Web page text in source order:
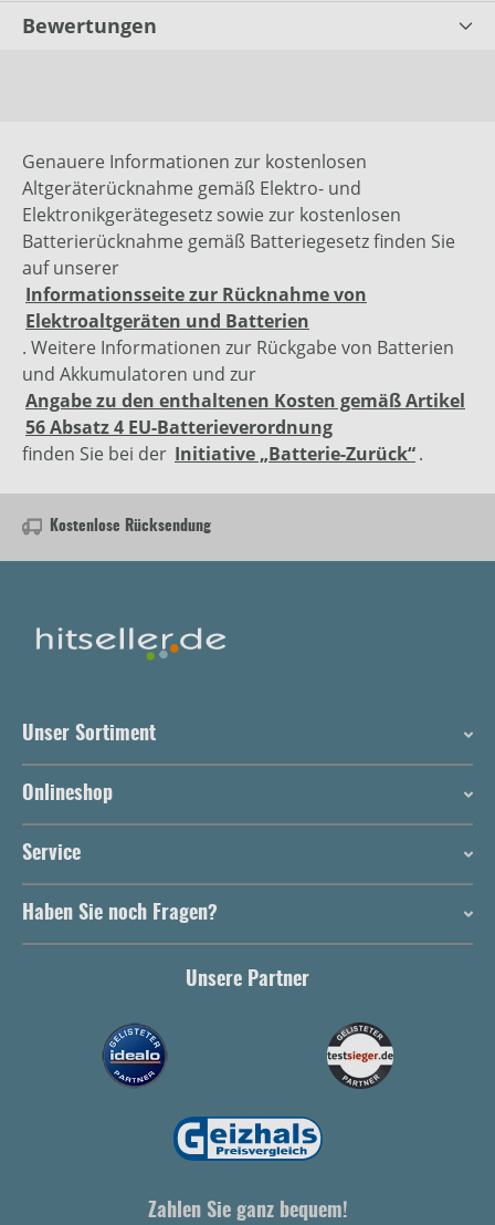
Bewertungen
Genauere Informationen zur kostenlosen
Altgeräterücknahme gemäß Elektro- und
Elektronikgerätegesetz sowie zur kostenlosen
Batterierücknahme gemäß Batteriegesetz finden Sie
auf unserer
Informationsseite zur Rücknahme von
Elektroaltgeräten und Batterien
. Weitere Informationen zur Rückgabe von Batterien
und Akkumulatoren und zur
Angabe zu den enthaltenen Kosten gemäß Artikel
56 Absatz 4 EU-Batterieverordnung
finden Sie bei der Initiative „Batterie-Zurück“.
Kostenlose Rücksendung
Unser Sortiment
Onlineshop
Service
Haben Sie noch Fragen?
Unsere Partner
Zahlen Sie ganz bequem!